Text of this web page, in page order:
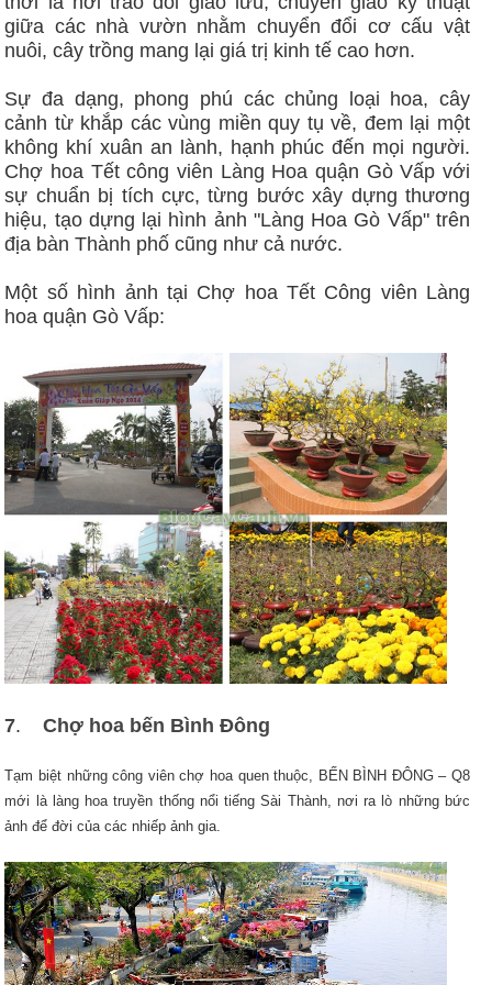
giữa các nhà vườn nhằm chuyển đổi cơ cấu vật
nuôi, cây trồng mang lại giá trị kinh tế cao hơn.
Sự đa dạng, phong phú các chủng loại hoa, cây
cảnh từ khắp các vùng miền quy tụ về, đem lại một
không khí xuân an lành, hạnh phúc đến mọi người.
Chợ hoa Tết công viên Làng Hoa quận Gò Vấp với
sự chuẩn bị tích cực, từng bước xây dựng thương
hiệu, tạo dựng lại hình ảnh "Làng Hoa Gò Vấp" trên
địa bàn Thành phố cũng như cả nước.
Một số hình ảnh tại Chợ hoa Tết Công viên Làng
hoa quận Gò Vấp:
7.Chợ hoa bến Bình Đông
Tạm biệt những công viên chợ hoa quen thuộc, BẾN BÌNH ĐÔNG – Q8
mới là làng hoa truyền thống nổi tiếng Sài Thành, nơi ra lò những bức
ảnh để đời của các nhiếp ảnh gia.